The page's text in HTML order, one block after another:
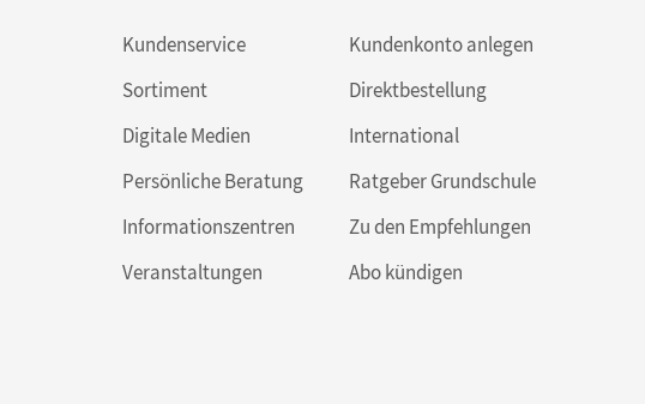
Kundenservice
Sortiment
Digitale Medien
Persönliche Beratung
Informationszentren
Veranstaltungen
Kundenkonto anlegen
Direktbestellung
International
Ratgeber Grundschule
Zu den Empfehlungen
Abo kündigen